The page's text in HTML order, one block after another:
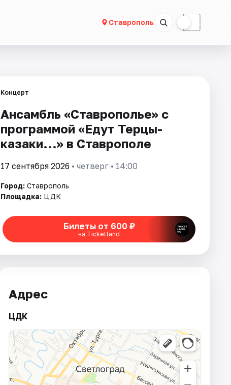
Ставрополь ☾
Концерт
Ансамбль «Ставрополье» с
программой «Едут Терцы-
казаки...» в Ставрополе
17 сентября 2026 • четверг • 14:00
Город: Ставрополь
Площадка: ЦДК
Билеты от 600 ₽
на Ticketland
Адрес
ЦДК